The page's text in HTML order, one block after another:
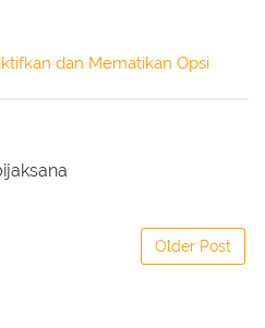
dan Mematikan Opsi
Older Post